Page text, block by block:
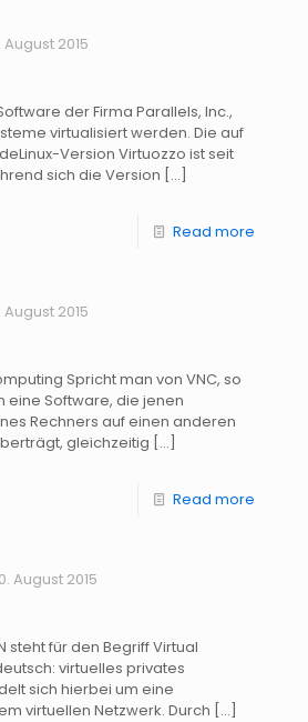
August 2015
der Firma Parallels, Inc.,
virtualisiert werden. Die auf
Version Virtuozzo ist seit
sich die Version […]
Read more
August 2015
Spricht man von VNC, so
eine Software, die jenen
Rechners auf einen anderen
gleichzeitig […]
Read more
August 2015
steht für den Begriff Virtual
virtuelles privates
sich hierbei um eine
virtuellen Netzwerk. Durch […]